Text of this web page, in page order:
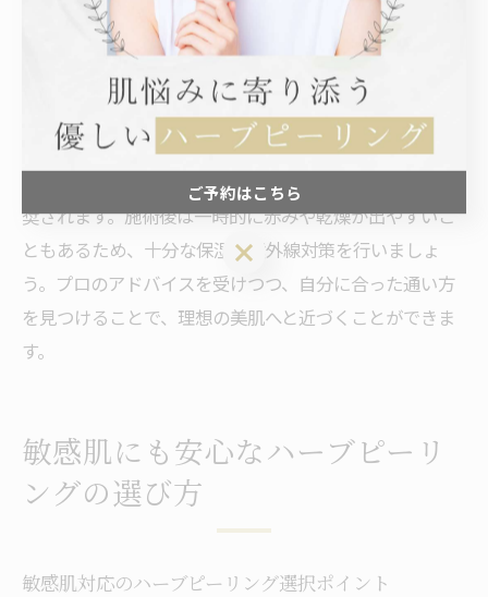
跡の改善効果が期待できます。
ただし、個人差があるため、敏感肌の方や初めて施術を
受ける場合は、剥離の少ないメニューや刺激の弱い施術
を選ぶことが大切です。1回の施術でも変化を感じやすい
ですが、肌質や悩みの深さによっては複数回の継続が推
奨されます。施術後は一時的に赤みや乾燥が出やすいこ
ともあるため、十分な保湿と紫外線対策を行いましょ
う。プロのアドバイスを受けつつ、自分に合った通い方
を見つけることで、理想の美肌へと近づくことができま
す。
敏感肌にも安心なハーブピーリ
ングの選び方
敏感肌対応のハーブピーリング選択ポイント
ご予約はこちら
ご予約はこちら